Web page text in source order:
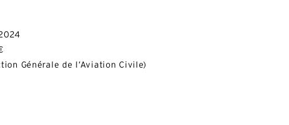
Générale de l’Aviation Civile)